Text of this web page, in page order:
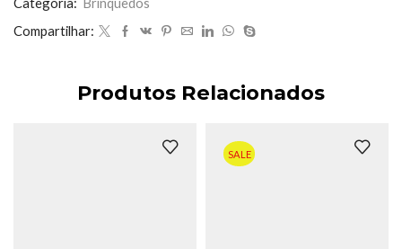
R$ 104,00.R$ 80,00.
Compartilhar:
Produtos Relacionados
SALE